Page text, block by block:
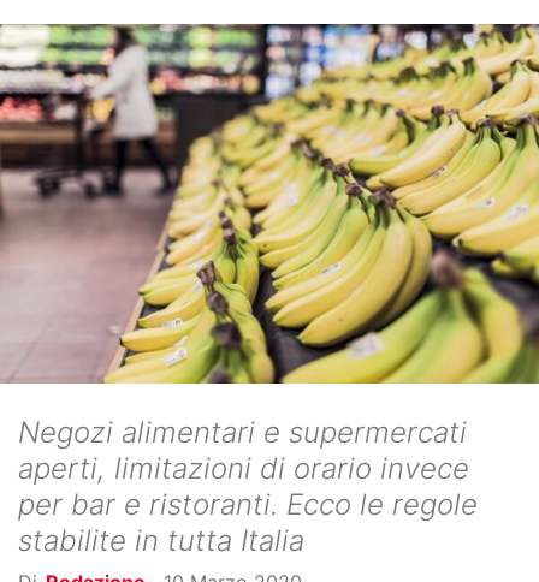
Negozi alimentari e supermercati
aperti, limitazioni di orario invece
per bar e ristoranti. Ecco le regole
stabilite in tutta Italia